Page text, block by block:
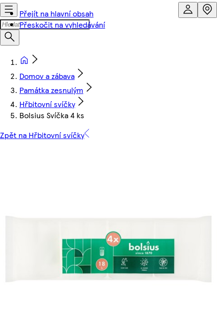
Přejít na hlavní obsah
Přeskočit na vyhledávání
Domov a zábava
Památka zesnulým
Hřbitovní svíčky
Bolsius Svíčka 4 ks
Zpět na Hřbitovní svíčky